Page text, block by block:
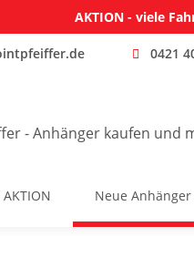
AKTION - viele
0421
Neue Anhänger